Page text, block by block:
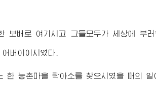
보배로 여기시고 그들모두가 세상에 부러
어버이 이시였다.
농촌마을 탁아소를 찾으시였을 때의 일